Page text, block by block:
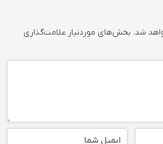
شد. بخش‌های موردنیاز علامت‌گذاری